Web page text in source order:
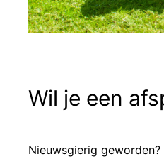
Wil je een
Nieuwsgierig